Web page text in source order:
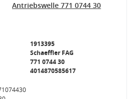
Antriebswelle 771 0744 30
1913395
Schaeffler FAG
771 0744 30
4014870585617